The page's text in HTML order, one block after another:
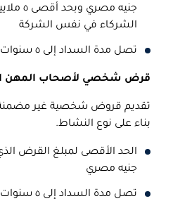
جنيه
الشركاء في نفس الشركة
تصل مدة السداد إلى ٥ سنوات
قرض شخصي لأصحاب المهن
تقديم قروض شخصية غير مضمنة
بناء على نوع النشاط.
جنيه مصري
تصل مدة السداد إلى ٥ سنوات